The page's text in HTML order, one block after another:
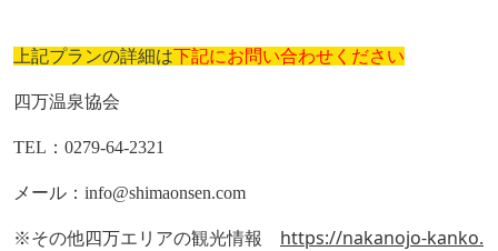
上記プランの詳細は下記にお問い合わせください
四万温泉協会
TEL ： 0279-64-2321
メール： info@shimaonsen.com
※その他四万エリアの観光情報
https://nakanojo-kanko.